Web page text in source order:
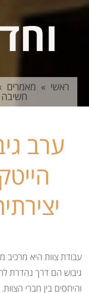
ראשי » מאמרים
חשיבה
ערב
עבודת צוות היא מרכיב
גיבוש הם דרך נהדרת
והיחסים בין חברי